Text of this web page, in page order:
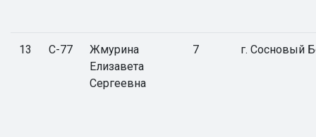
13 С-77
Жмурина
Елизавета
Сергеевна
7 г. Сосновый